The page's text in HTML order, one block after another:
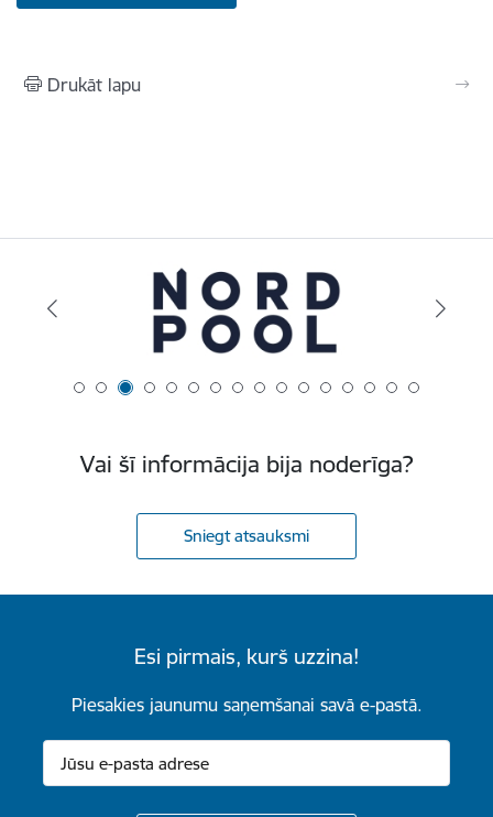
Drukāt lapu
Vai šī informācija bija noderīga?
Sniegt atsauksmi
Esi pirmais, kurš uzzina!
Piesakies jaunumu saņemšanai savā e-pastā.